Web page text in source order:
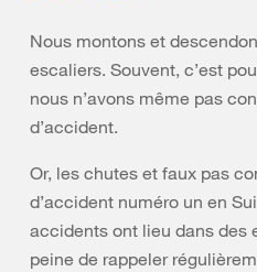
Nous montons et
escaliers. Souvent, c’est
nous n’avons même pas
d’accident.
Or, les chutes et faux pas
d’accident numéro un en
accidents ont lieu dans des
peine de rappeler